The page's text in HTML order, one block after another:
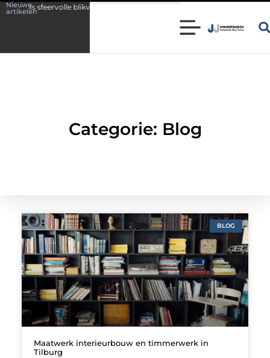
Nieuwe
artikelen
als sfeervolle blikvanger in huis
Categorie: Blog
BLOG
Maatwerk interieurbouw en timmerwerk in
Tilburg